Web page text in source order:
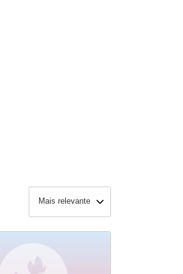
Mais relevante